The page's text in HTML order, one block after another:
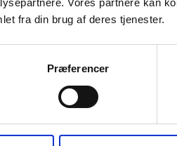
Vores partnere kan
fra din brug af deres tjenester.
Præferencer